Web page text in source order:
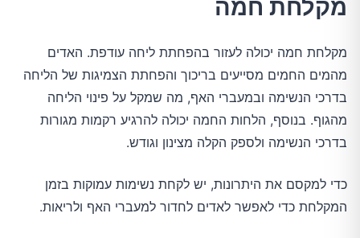
מקלחת חמה
מקלחת חמה יכולה לעזור בהפחתת ליחה עודפת. האדים
מהמים החמים מסייעים בריכוך והפחתת הצמיגות של הליחה
בדרכי הנשימה ובמעברי האף, מה שמקל על פינוי הליחה
מהגוף. בנוסף, הלחות החמה יכולה להרגיע רקמות מגורות
בדרכי הנשימה ולספק הקלה מצינון וגודש.
כדי למקסם את היתרונות, יש לקחת נשימות עמוקות בזמן
המקלחת כדי לאפשר לאדים לחדור למעברי האף ולריאות.